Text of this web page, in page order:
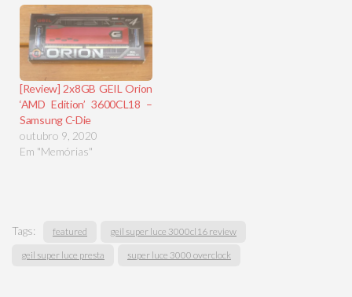
[Review] 2x8GB GEIL Orion
‘AMD Edition’ 3600CL18 –
Samsung C-Die
outubro 9, 2020
Em "Memórias"
Tags: featured
geil super luce 3000cl16 review
geil super luce presta
super luce 3000 overclock